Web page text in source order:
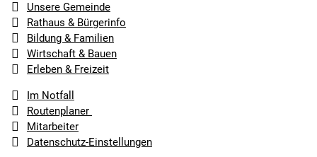
Unsere Gemeinde
Rathaus & Bürgerinfo
Bildung & Familien
Wirtschaft & Bauen
Erleben & Freizeit
Im Notfall
Routenplaner
Mitarbeiter
Datenschutz-Einstellungen